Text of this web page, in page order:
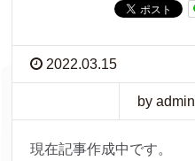
2022.03.15
by admin
現在記事作成中です。